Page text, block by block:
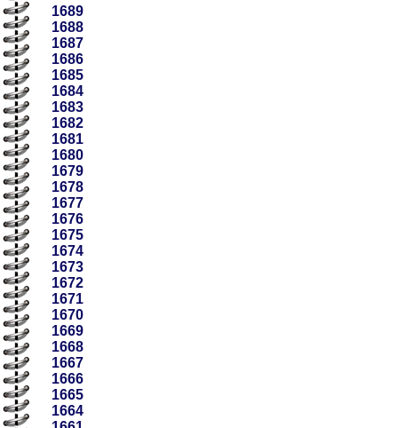
1689
1688
1687
1686
1685
1684
1683
1682
1681
1680
1679
1678
1677
1676
1675
1674
1673
1672
1671
1670
1669
1668
1667
1666
1665
1664